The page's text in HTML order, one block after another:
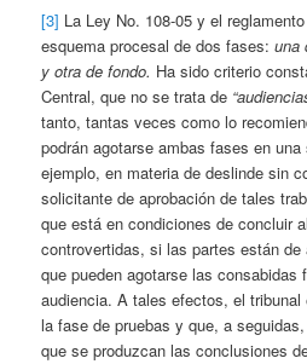
[3] La Ley No. 108-05 y el
esquema procesal de dos fases:una
y otra de fondo. Ha sido criterio
Central, que no se trata de
tanto, tantas veces como lo
podrán agotarse ambas fases en
ejemplo, en materia de deslinde sin
solicitante de aprobación de tales
que está en condiciones de concluir
controvertidas, si las partes están
que pueden agotarse las consabidas
audiencia. A tales efectos, el tribunal
la fase de pruebas y que, a
que se produzcan las conclusiones